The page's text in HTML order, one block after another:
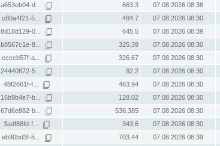
a653eb04-d... 663.3
07.08.2026 08:38
c80a4f21-5... 484.7
07.08.2026 08:30
8d18d129-0... 645.5
07.08.2026 08:39
b8567c1e-8... 325.39
07.08.2026 08:30
ccccb57f-a... 326.67
07.08.2026 08:30
24440872-5... 82.2
07.08.2026 08:30
48f2661f-f... 463.94
07.08.2026 08:30
16b9b4e7-b... 128.02
07.08.2026 08:30
67d6e882-b... 536.385
07.08.2026 08:30
3adf88fd-f... 343.6
07.08.2026 08:30
eb90bd3f-5... 703.44
07.08.2026 08:39